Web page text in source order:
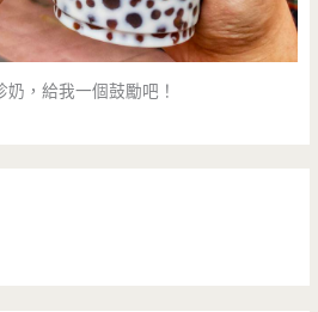
奶，給我一個鼓勵吧！